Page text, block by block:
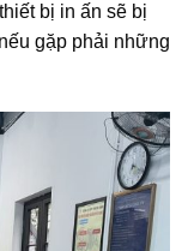
bị in ấn sẽ bị
gặp phải những